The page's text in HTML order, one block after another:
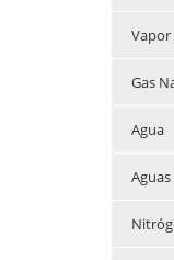
Vapor
Gas
Agua